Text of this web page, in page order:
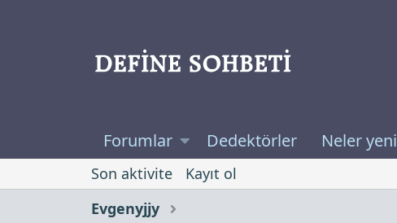
Forumlar Dedektörler Neler yeni
Son aktivite
Kayıt ol
Evgenyjjy